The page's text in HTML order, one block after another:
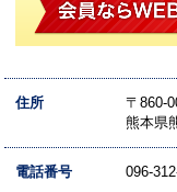
住所
〒860-
熊本県
電話番号 096-